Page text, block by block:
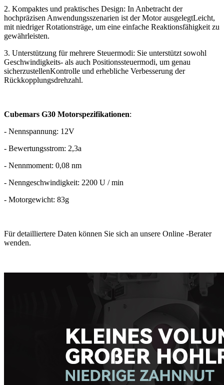
2. Kompaktes und praktisches Design: In Anbetracht der
hochpräzisen Anwendungsszenarien ist der Motor ausgelegtLeicht,
mit niedriger Rotationsträge, um eine einfache Reaktionsfähigkeit zu
gewährleisten.
3. Unterstützung für mehrere Steuermodi: Sie unterstützt sowohl
Geschwindigkeits- als auch Positionssteuermodi, um genau
sicherzustellenKontrolle und erhebliche Verbesserung der
Rückkopplungsdrehzahl.
Cubemars G30 Motorspezifikationen:
- Nennspannung: 12V
- Bewertungsstrom: 2,3a
- Nennmoment: 0,08 nm
- Nenngeschwindigkeit: 2200 U / min
- Motorgewicht: 83g
Für detailliertere Daten können Sie sich an unsere Online -Berater
wenden.